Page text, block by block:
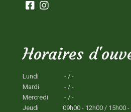
Horaires
Lundi
- / -
Mardi
- / -
Mercredi
- / -
Jeudi
09h00 - 12h00 / 15h00 -